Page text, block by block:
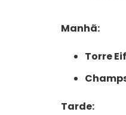
Manhã:
Torre
Tarde: